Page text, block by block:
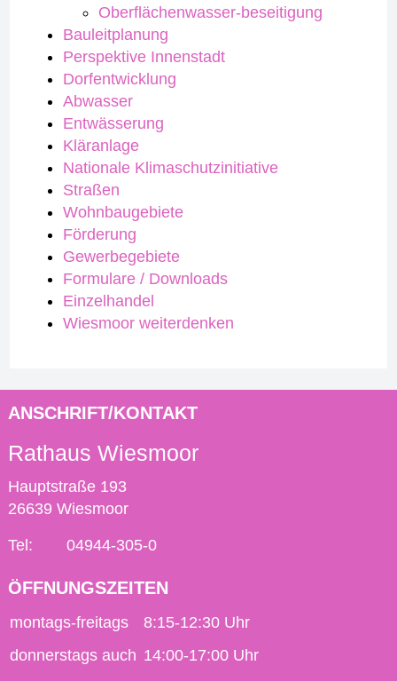
Oberflächenwasser-beseitigung
Bauleitplanung
Perspektive Innenstadt
Dorfentwicklung
Abwasser
Entwässerung
Kläranlage
Nationale Klimaschutzinitiative
Straßen
Wohnbaugebiete
Förderung
Gewerbegebiete
Formulare / Downloads
Einzelhandel
Wiesmoor weiterdenken
ANSCHRIFT/KONTAKT
Rathaus Wiesmoor
Hauptstraße 193
26639 Wiesmoor
Tel: 04944-305-0
ÖFFNUNGSZEITEN
montags-freitags
8:15-12:30 Uhr
donnerstags auch 14:00-17:00 Uhr